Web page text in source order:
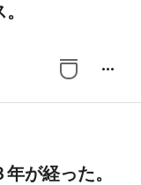
more_horiz
が経った。